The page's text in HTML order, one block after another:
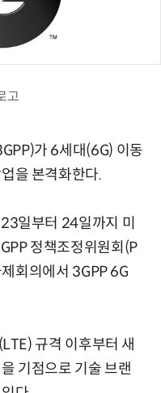
고
가 6세대(6G) 이동
을 본격화한다.
일부터 24일까지 미
정책조정위원회(P
회의에서 3GPP 6G
규격 이후부터 새
기점으로 기술 브랜